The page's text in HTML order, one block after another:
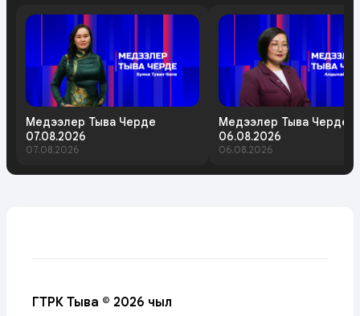
Медээлер Тыва Черде
07.08.2026
07.08.2026
Медээлер Тыва Черде
06.08.2026
06.08.2026
ГТРК Тыва © 2026 чыл